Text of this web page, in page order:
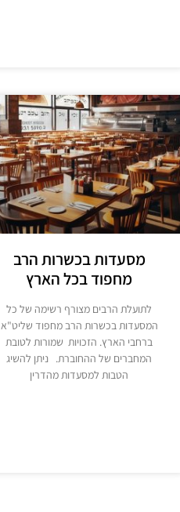
מסעדות בכשרות הרב
מחפוד בכל הארץ
לתועלת הרבים מצורף רשימה של כל
המסעדות בכשרות הרב מחפוד שליט"א
ברחבי הארץ. הזכויות שמורות לטובת
המחברים של ההחוברת. ניתן להשיג
הטבות למסעדות מהדרין